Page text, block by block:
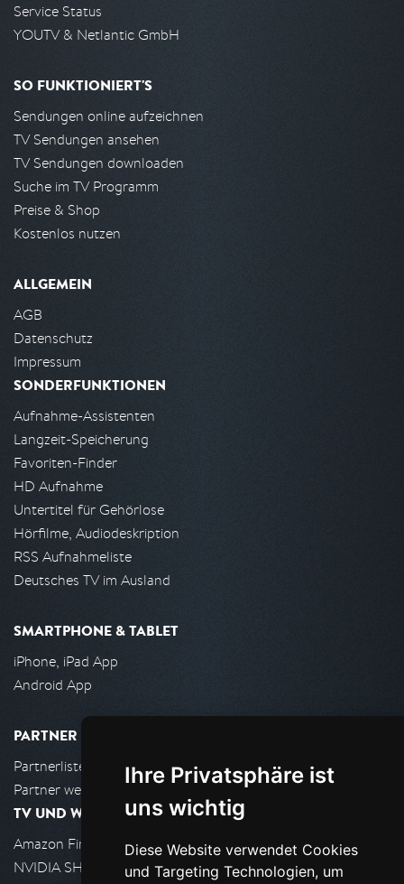
Ihre Privatsphäre ist
uns wichtig
Diese Website verwendet Cookies
und Targeting Technologien, um
Service Status
YOUTV & Netlantic GmbH
SO FUNKTIONIERT'S
Sendungen online aufzeichnen
TV Sendungen ansehen
TV Sendungen downloaden
Suche im TV Programm
Preise & Shop
Kostenlos nutzen
ALLGEMEIN
AGB
Datenschutz
Impressum
SONDERFUNKTIONEN
Aufnahme-Assistenten
Langzeit-Speicherung
Favoriten-Finder
HD Aufnahme
Untertitel für Gehörlose
Hörfilme, Audiodeskription
RSS Aufnahmeliste
Deutsches TV im Ausland
SMARTPHONE & TABLET
iPhone, iPad App
Android App
PARTNER
Partnerliste
Partner werden
TV UND WOHNZIMMER
Amazon FireTV
NVIDIA SHIELD, Google TV